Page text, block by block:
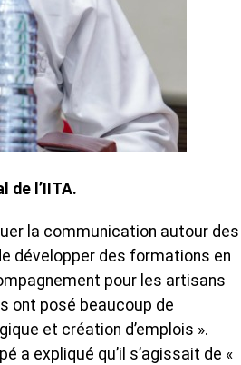
de l’IITA.
la communication autour des
développer des formations en
pour les artisans
ont posé beaucoup de
et création d’emplois ».
a expliqué qu’il s’agissait de «